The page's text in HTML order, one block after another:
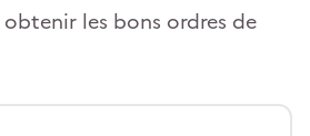
les bons ordres de